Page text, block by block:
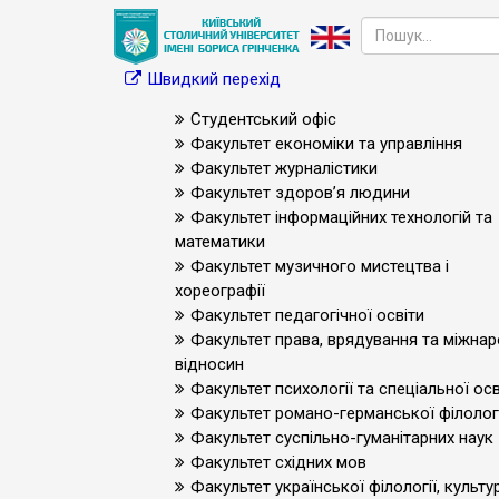
Швидкий перехід
Студентський офіс
Факультет економіки та управління
Факультет журналістики
Факультет здоров’я людини
Факультет інформаційних технологій та
математики
Факультет музичного мистецтва і
хореографії
Факультет педагогічної освіти
Факультет права, врядування та
відносин
Факультет психології та спеціальної
Факультет романо-германської
Факультет суспільно-гуманітарних наук
Факультет східних мов
Факультет української філології,